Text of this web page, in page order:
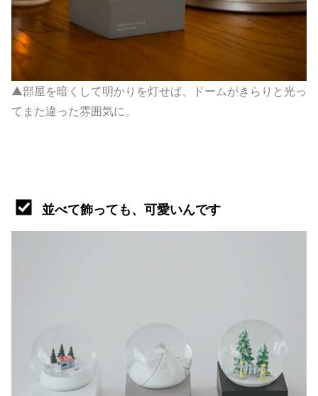
▲部屋を暗くして明かりを灯せば、ドームがきらりと光っ
てまた違った雰囲気に。
並べて飾っても、可愛いんです